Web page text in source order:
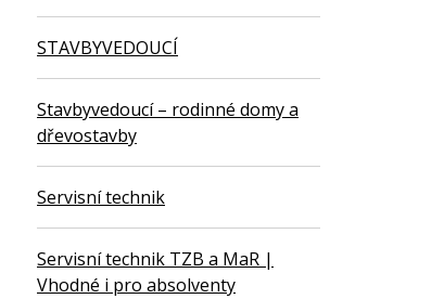
STAVBYVEDOUCÍ
Stavbyvedoucí – rodinné domy a
dřevostavby
Servisní technik
Servisní technik TZB a MaR |
Vhodné i pro absolventy